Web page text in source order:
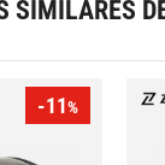
SIMILARES
-11%